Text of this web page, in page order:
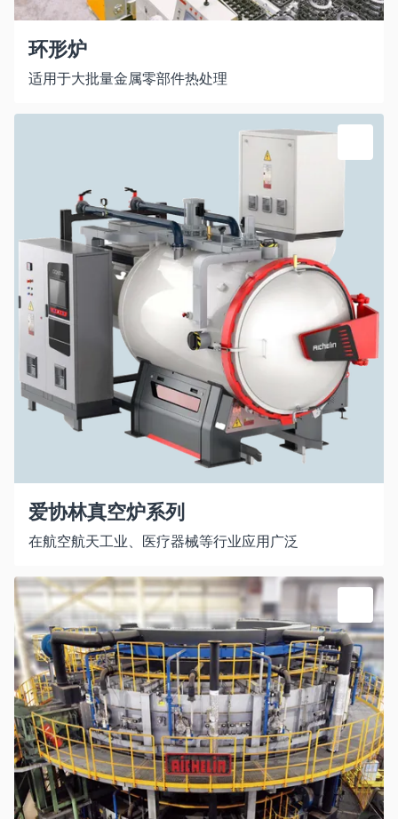
环形炉
适用于大批量金属零部件热处理
爱协林真空炉系列
在航空航天工业、医疗器械等行业应用广泛